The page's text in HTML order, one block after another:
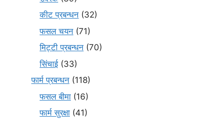
कीट प्रबन्धन (32)
फसल चयन (71)
मि‌ट्टी प्रबन्धन (70)
सिंचाई (33)
फार्म प्रबन्धन (118)
फसल बीमा (16)
फार्म सुरक्षा (41)